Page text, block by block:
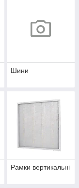
Шини
Рамки вертикальні